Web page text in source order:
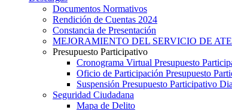
Documentos Normativos
Rendición de Cuentas 2024
Constancia de Presentación
MEJORAMIENTO DEL SERVICIO DE
Presupuesto Participativo
Cronograma Virtual Presupuesto
Oficio de Participación Presupuesto
Suspensión Presupuesto Participativo
Seguridad Ciudadana
Mapa de Delito